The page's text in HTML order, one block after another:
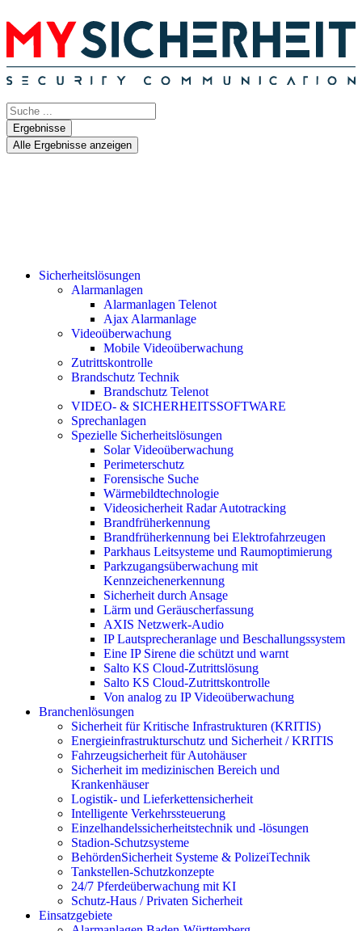
Ergebnisse
Alle Ergebnisse anzeigen
Sicherheitslösungen
Alarmanlagen
Alarmanlagen Telenot
Ajax Alarmanlage
Videoüberwachung
Mobile Videoüberwachung
Zutrittskontrolle
Brandschutz Technik
Brandschutz Telenot
VIDEO- & SICHERHEITSSOFTWARE
Sprechanlagen
Spezielle Sicherheitslösungen
Solar Videoüberwachung
Perimeterschutz
Forensische Suche
Wärmebildtechnologie
Videosicherheit Radar Autotracking​
Brandfrüherkennung
Brandfrüherkennung bei Elektrofahrzeugen
Parkhaus Leitsysteme und Raumoptimierung
Parkzugangsüberwachung mit
Kennzeichenerkennung
Sicherheit durch Ansage
Lärm und Geräuscherfassung
AXIS Netzwerk-Audio
IP Lautsprecheranlage und Beschallungssystem
Eine IP Sirene die schützt und warnt
Salto KS Cloud-Zutrittslösung
Salto KS Cloud-Zutrittskontrolle
Von analog zu IP Videoüberwachung
Branchenlösungen
Sicherheit für Kritische Infrastrukturen (KRITIS)
Energieinfrastrukturschutz und Sicherheit / KRITIS
Fahrzeugsicherheit für Autohäuser
Sicherheit im medizinischen Bereich und
Krankenhäuser
Logistik- und Lieferkettensicherheit
Intelligente Verkehrssteuerung
Einzelhandelssicherheitstechnik und -lösungen
Stadion-Schutzsysteme
BehördenSicherheit Systeme & PolizeiTechnik
Tankstellen-Schutzkonzepte​
24/7 Pferdeüberwachung mit KI
Schutz-Haus / Privaten Sicherheit
Einsatzgebiete